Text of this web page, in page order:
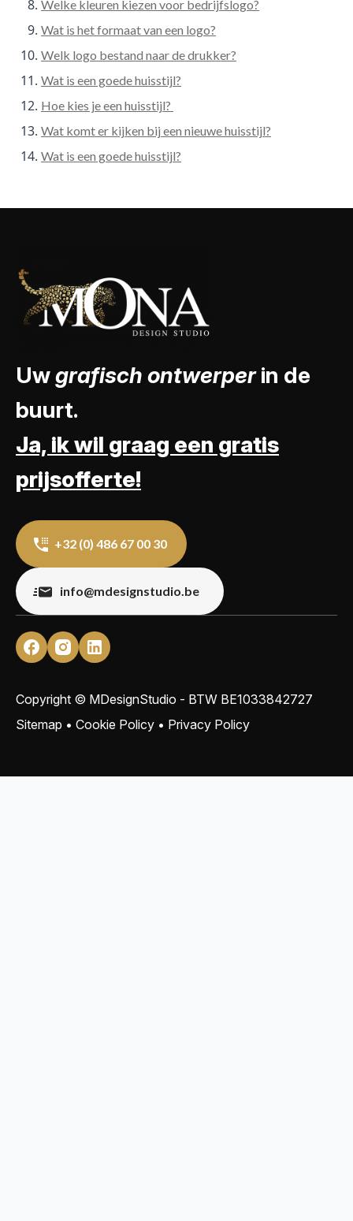
Welke kleuren kiezen voor bedrijfslogo?
Wat is het formaat van een logo?
Welk logo bestand naar de drukker?
Wat is een goede huisstijl?
Hoe kies je een huisstijl?
Wat komt er kijken bij een nieuwe huisstijl?
Wat is een goede huisstijl?
Uwgrafisch ontwerperin de
buurt.
Ja, ik wil graag een gratis
prijsofferte!
+32 (0) 486 67 00 30
info@mdesignstudio.be
Copyright © MDesignStudio - BTW BE1033842727
Sitemap • Cookie Policy • Privacy Policy